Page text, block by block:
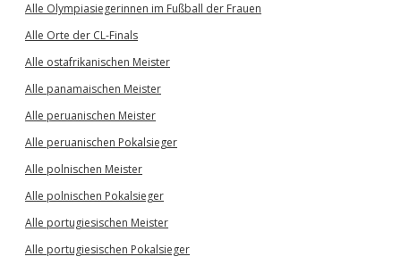
Alle Olympiasiegerinnen im Fußball der Frauen
Alle Orte der CL-Finals
Alle ostafrikanischen Meister
Alle panamaischen Meister
Alle peruanischen Meister
Alle peruanischen Pokalsieger
Alle polnischen Meister
Alle polnischen Pokalsieger
Alle portugiesischen Meister
Alle portugiesischen Pokalsieger